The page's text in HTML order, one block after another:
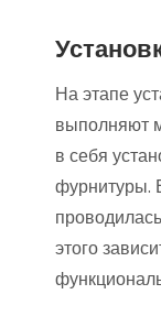
На этапе
выполняют
в себя
фурнитуры.
этого